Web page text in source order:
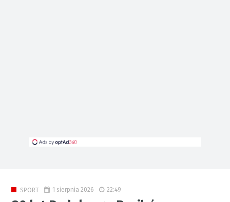
SPORT 1 sierpnia 2026 22:49